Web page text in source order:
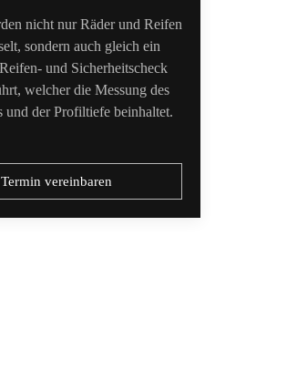
nicht nur Räder und Reifen
sondern auch gleich ein
und Sicherheitscheck
welcher die Messung des
und der Profiltiefe beinhaltet.
Termin vereinbaren